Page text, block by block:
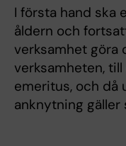
I första hand ska
åldern och
verksamhet göra
verksamheten,
emeritus, och då
anknytning gäller